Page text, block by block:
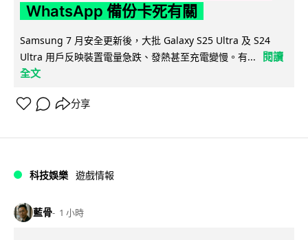
WhatsApp 備份卡死有關
Samsung 7 月安全更新後，大批 Galaxy S25 Ultra 及 S24
Ultra 用戶反映裝置電量急跌、發熱甚至充電變慢。有...
閱讀
全文
分享
科技娛樂 遊戲情報
藍骨 1 小時